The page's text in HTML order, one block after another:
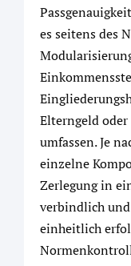
es seitens des
Elterngeld
umfassen. Je
einzelne
Zerlegung in
verbindlich
einheitlich